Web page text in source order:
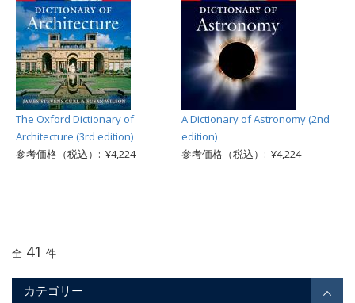
The Oxford Dictionary of
Architecture (3rd edition)
参考価格（税込）: ¥4,224
A Dictionary of Astronomy (2nd
edition)
参考価格（税込）: ¥4,224
全 41 件
カテゴリー